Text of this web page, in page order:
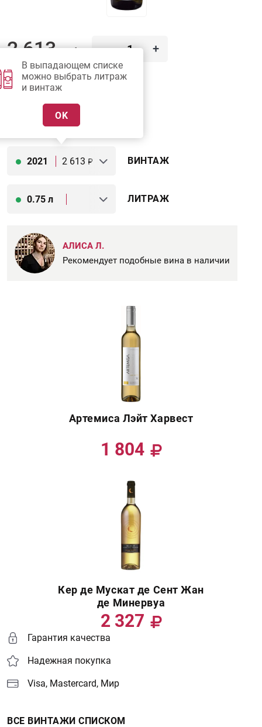
2 613 руб. - +
В КОРЗИНУ
ПОДОБРАТЬ АНАЛОГ
В выпадающем списке
можно выбрать литраж
и винтаж
OK
2021 2 613 ВИНТАЖ
0.75 л ЛИТРАЖ
АЛИСА Л.
Рекомендует подобные вина в наличии
Артемиса Лэйт Харвест
1 804
Кер де Мускат де Сент Жан
де Минервуа
2 327
Гарантия качества
Надежная покупка
Visa, Mastercard, Мир
ВСЕ ВИНТАЖИ СПИСКОМ